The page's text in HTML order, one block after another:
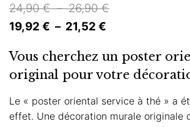
sur
notations
client
24,90€ – 26,90€Plage
24,90 €
à
26,90 €
19,92 € – 21,52 €
prix :
19,92 €
à
21,52 €
Vous cherchez un poster
original pour votre
Le « poster oriental service à thé » a
effet. Une décoration murale originale